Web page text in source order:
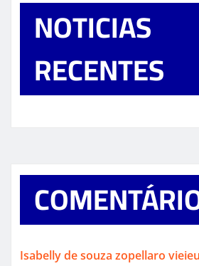
NOTICIAS
RECENTES
Isabelly de souza zopellaro